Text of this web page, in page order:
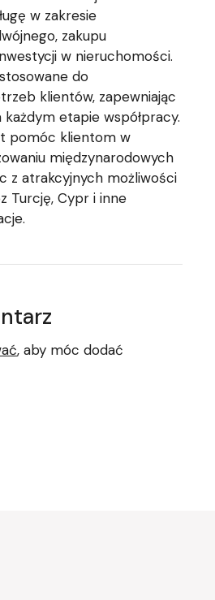
w zakresie
zakupu
w nieruchomości.
do
klientów, zapewniając
każdym etapie współpracy.
pomóc klientom w
międzynarodowych
z atrakcyjnych możliwości
Turcję, Cypr i inne
, aby móc dodać